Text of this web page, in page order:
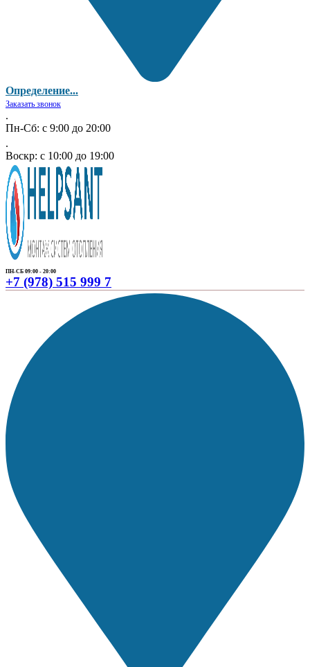
Определение...
Заказать звонок
.
Пн-Сб: с 9:00 до 20:00
.
Воскр: с 10:00 до 19:00
ПН-СБ 09:00 - 20:00
+7 (978) 515 999 7